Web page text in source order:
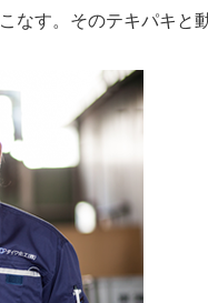
こなす。そのテキパキと